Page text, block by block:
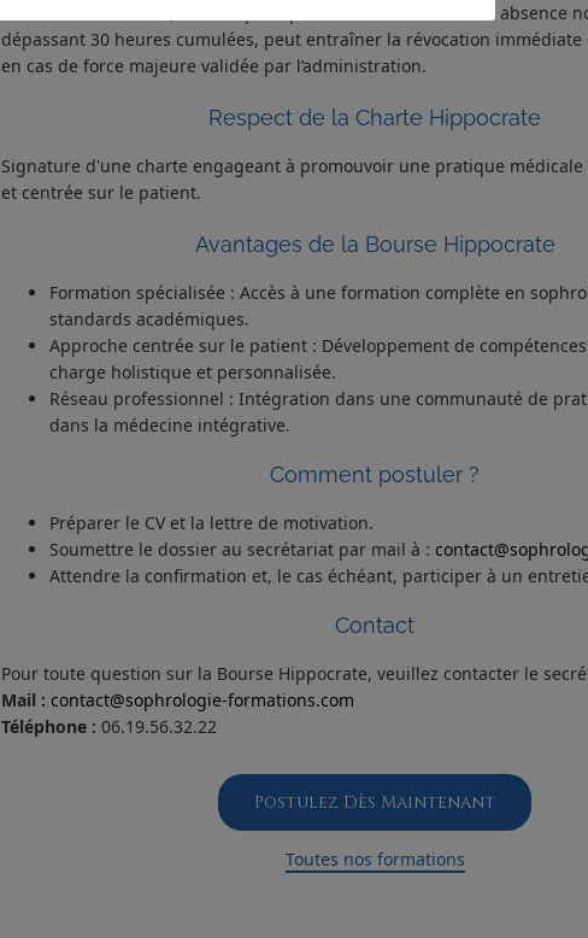
l’ensemble des cours, ateliers pratiques et évaluations. Toute absence
dépassant 30 heures cumulées, peut entraîner la révocation
en cas de force majeure validée par l’administration.
Respect de la Charte Hippocrate
Signature d'une charte engageant à promouvoir une pratique
et centrée sur le patient.
Avantages de la Bourse Hippocrate
Formation spécialisée : Accès à une formation complète en
standards académiques.
Approche centrée sur le patient : Développement de
charge holistique et personnalisée.
Réseau professionnel : Intégration dans une communauté de
dans la médecine intégrative.
Comment postuler ?
Préparer le CV et la lettre de motivation.
Soumettre le dossier au secrétariat par mail à :
Attendre la confirmation et, le cas échéant, participer à un
Contact
Pour toute question sur la Bourse Hippocrate, veuillez contacter le
Mail : contact@sophrologie-formations.com
Téléphone : 06.19.56.32.22
Postulez Dès Maintenant
Toutes nos formations
Devenir Sophrologue